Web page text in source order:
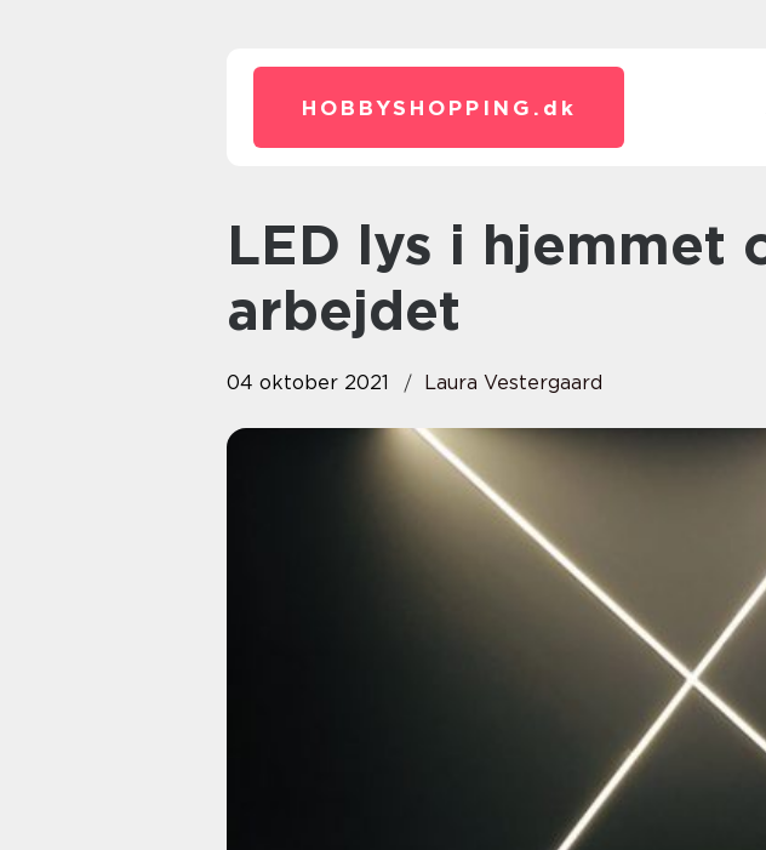
HOBBYSHOPPING. dk
LED lys i hjemmet og på
arbejdet
04 oktober 2021 Laura Vestergaard